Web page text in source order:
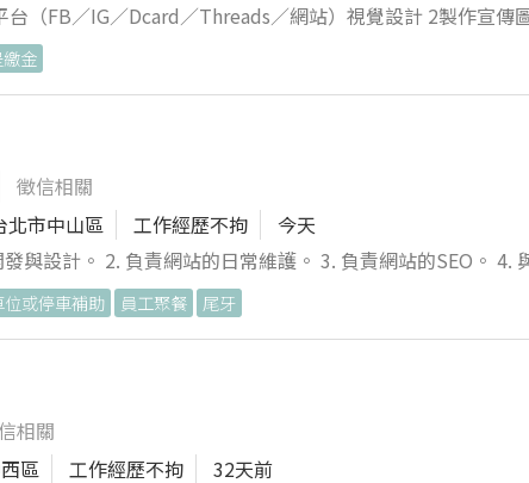
（FB／IG／Dcard／Threads／網站）視覺設計 2製作宣傳
工具提升設計與內容產出效率 5社群內容排版與貼文視覺優
務溝通，製作符合需求的設計內容 🧠條件需求 1熟悉 Photoshop／Illustrator
驗佳 3需會使用AI工具（如生成圖片、文案輔助等） 4需具
FB／IG／Dcard／Threads 社群操作與風格 6對美感有敏銳
金
徵信相關
北市中山區 工作經歷不拘
今天
與設計。 2. 負責網站的日常維護。 3. 負責網站的SEO。 4.
使用過 Vue框架或是
框架進行響應式設計 SEO結構化撰寫 UI/UX設計 2.後端技術 PHP / ThinkPHP框架
機是 Linux 系統，會一些基礎的Linux環境操作
使用其他框架 3. 熟悉MVC架構 4. 會使用AI模型輔助工作，
Studio Code
位或停車補助 員工聚餐 尾牙
相關
區 工作經歷不拘
32天前